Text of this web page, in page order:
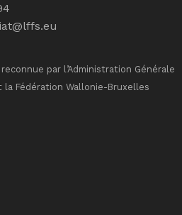
par l’Administration Générale
la Fédération Wallonie-Bruxelles